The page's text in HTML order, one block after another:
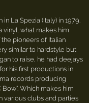
La Spezia (Italy) in 1979.
vinyl, what makes him
pioneers of Italian
similar to hardstyle but
to raise, he had deejays
his first productions in
records producing
Bow". Which makes him
various clubs and parties